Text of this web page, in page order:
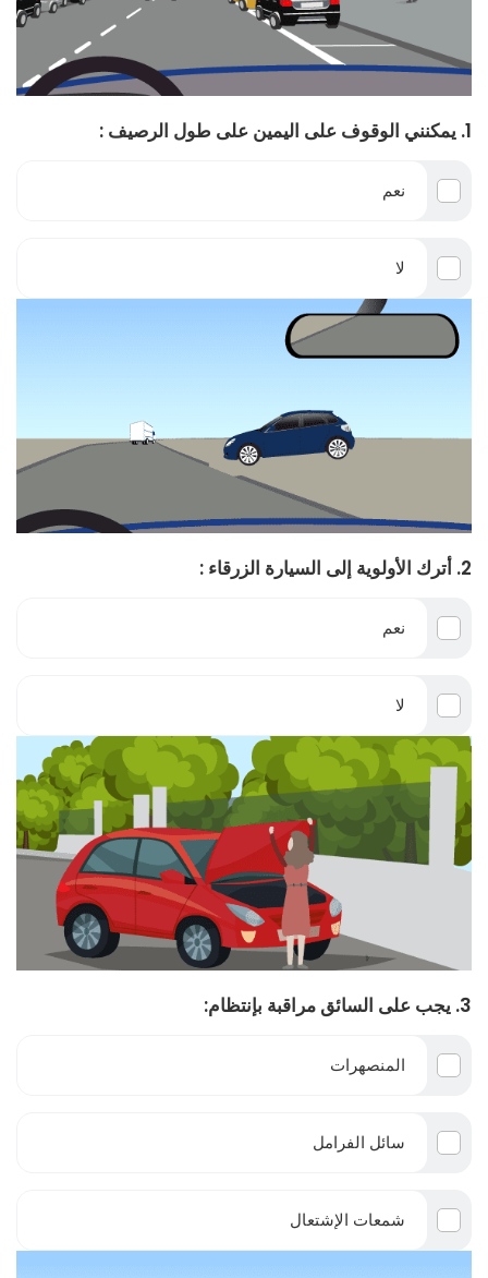
1. يمكنني الوقوف على اليمين على طول الرصيف :
نعم
لا
2. أترك الأولوية إلى السيارة الزرقاء :
نعم
لا
3. يجب على السائق مراقبة بإنتظام:
المنصهرات
سائل الفرامل
شمعات الإشتعال